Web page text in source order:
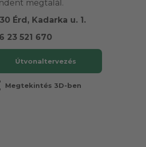
megtalál.
Érd, Kadarka u. 1.
23 521 670
Útvonaltervezés
Megtekintés 3D-ben